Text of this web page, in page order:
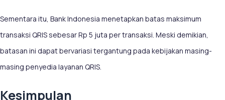
Sementara itu, Bank Indonesia menetapkan batas maksimum
transaksi QRIS sebesar Rp 5 juta per transaksi. Meski demikian,
batasan ini dapat bervariasi tergantung pada kebijakan masing-
masing penyedia layanan QRIS.
Kesimpulan